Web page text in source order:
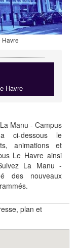
Havre
Havre
Manu - Campus
ci-dessous le
animations et
Le Havre ainsi
La Manu -
des nouveaux
plan et